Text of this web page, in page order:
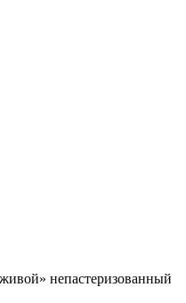
непастеризованный